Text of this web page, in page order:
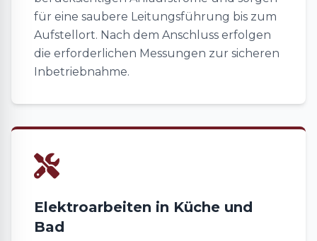
für eine saubere Leitungsführung bis zum
Aufstellort. Nach dem Anschluss erfolgen
die erforderlichen Messungen zur sicheren
Inbetriebnahme.
Elektroarbeiten in Küche und
Bad